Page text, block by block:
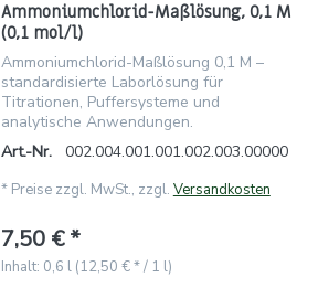
Ammoniumchlorid-Maßlösung, 0,1 M
(0,1 mol/l)
Ammoniumchlorid-Maßlösung 0,1 M –
standardisierte Laborlösung für
Titrationen, Puffersysteme und
analytische Anwendungen.
Art.-Nr.
002.004.001.001.002.003.00000
* Preise zzgl. MwSt., zzgl. Versandkosten
7,50 € *
Inhalt: 0,6 l (12,50 € * / 1 l)